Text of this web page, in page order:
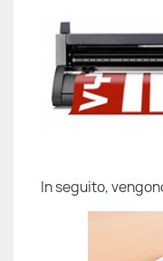
In seguito,